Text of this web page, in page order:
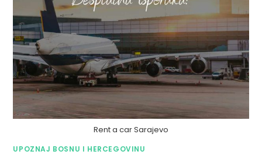
Rent a car Sarajevo
UPOZNAJ BOSNU I HERCEGOVINU